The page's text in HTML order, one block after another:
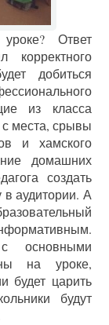
Ответ
корректного
добиться
из класса
места, срывы
и хамского
домашних
создать
аудитории. А
основными
на уроке,
будет царить
будут